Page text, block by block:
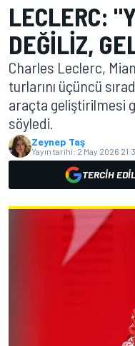
LECLERC:
DEĞILIZ,
Charles Leclerc,
turlarını üçüncü
araçta geliştirilmesi
söyledi.
Zeynep Taş
Yayın tarihi: 2 May 2026
TERCIH